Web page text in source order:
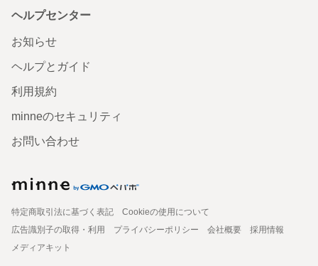
ヘルプセンター
お知らせ
ヘルプとガイド
利用規約
minneのセキュリティ
お問い合わせ
特定商取引法に基づく表記
Cookieの使用について
広告識別子の取得・利用
プライバシーポリシー 会社概要
採用情報
メディアキット